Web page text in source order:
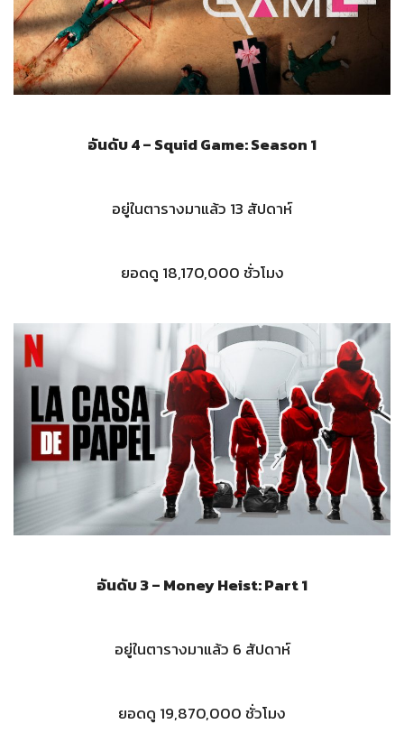
อันดับ 4 – Squid Game: Season 1
อยู่ในตารางมาแล้ว 13 สัปดาห์
ยอดดู 18,170,000 ชั่วโมง
อันดับ 3 – Money Heist: Part 1
อยู่ในตารางมาแล้ว 6 สัปดาห์
ยอดดู 19,870,000ชั่วโมง